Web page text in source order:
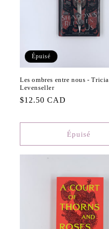
Épuisé
Les ombres entre nous - Tricia
Levenseller
Prix
$12.50 CAD
Épuisé